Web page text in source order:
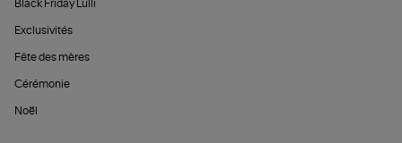
Black Friday Lulli
Exclusivités
Fête des mères
Cérémonie
Noël